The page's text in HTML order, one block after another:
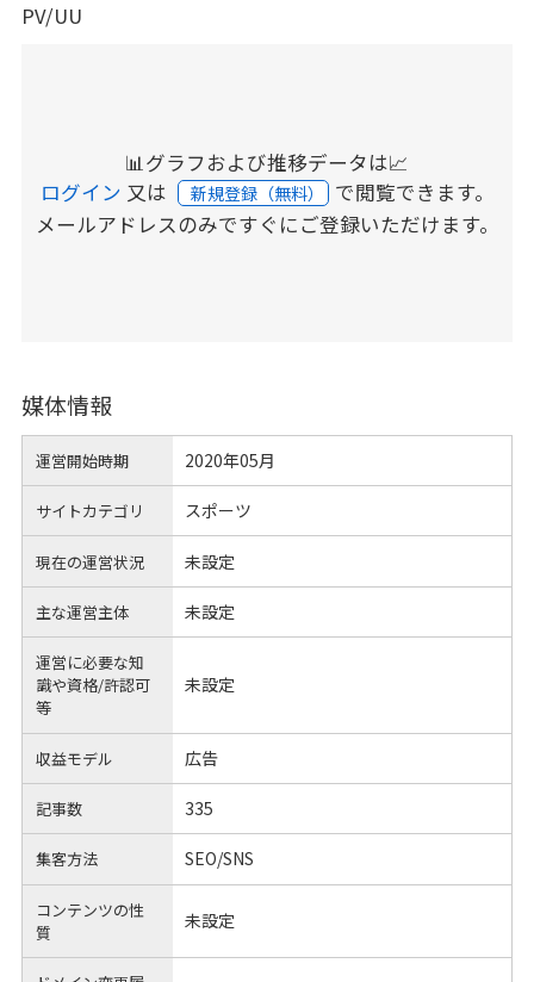
PV/UU
📊グラフおよび推移データは📈
ログイン 又は 新規登録（無料） で閲覧できます。
メールアドレスのみですぐにご登録いただけます。
媒体情報
運営開始時期 2020年05月
サイトカテゴリ スポーツ
現在の運営状況 未設定
主な運営主体 未設定
運営に必要な知
識や資格/許認可
等
未設定
収益モデル 広告
記事数 335
集客方法 SEO/SNS
コンテンツの性
質
未設定